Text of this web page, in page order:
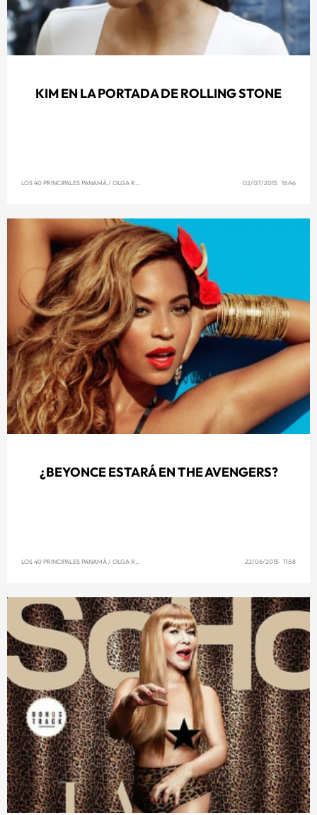
KIM EN LA PORTADA DE ROLLING STONE
LOS 40 PRINCIPALES PANAMÁ/ OLGA REYNA 02/07/2015 16:46
¿BEYONCE ESTARÁ EN THE AVENGERS?
LOS 40 PRINCIPALES PANAMÁ/ OLGA REYNA 22/06/2015 11:58